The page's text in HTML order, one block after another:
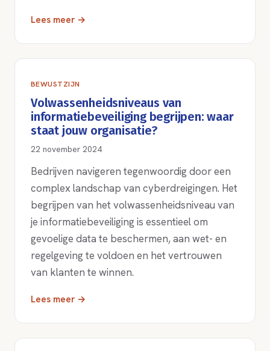
Lees meer →
BEWUSTZIJN
Volwassenheidsniveaus van
informatiebeveiliging begrijpen: waar
staat jouw organisatie?
22 november 2024
Bedrijven navigeren tegenwoordig door een
complex landschap van cyberdreigingen. Het
begrijpen van het volwassenheidsniveau van
je informatiebeveiliging is essentieel om
gevoelige data te beschermen, aan wet- en
regelgeving te voldoen en het vertrouwen
van klanten te winnen.
Lees meer →